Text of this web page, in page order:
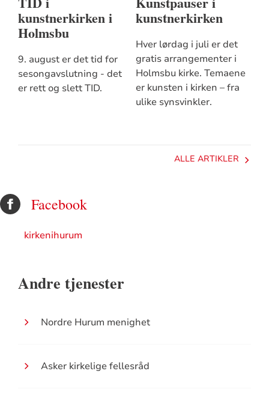
kunstnerkirken i
Holmsbu
9. august er det tid for
sesongavslutning - det
er rett og slett TID.
kunstnerkirken
Hver lørdag i juli er det
gratis arrangementer i
Holmsbu kirke. Temaene
er kunsten i kirken – fra
ulike synsvinkler.
ALLE ARTIKLER
Facebook
kirkenihurum
Andre tjenester
Nordre Hurum menighet
Asker kirkelige fellesråd